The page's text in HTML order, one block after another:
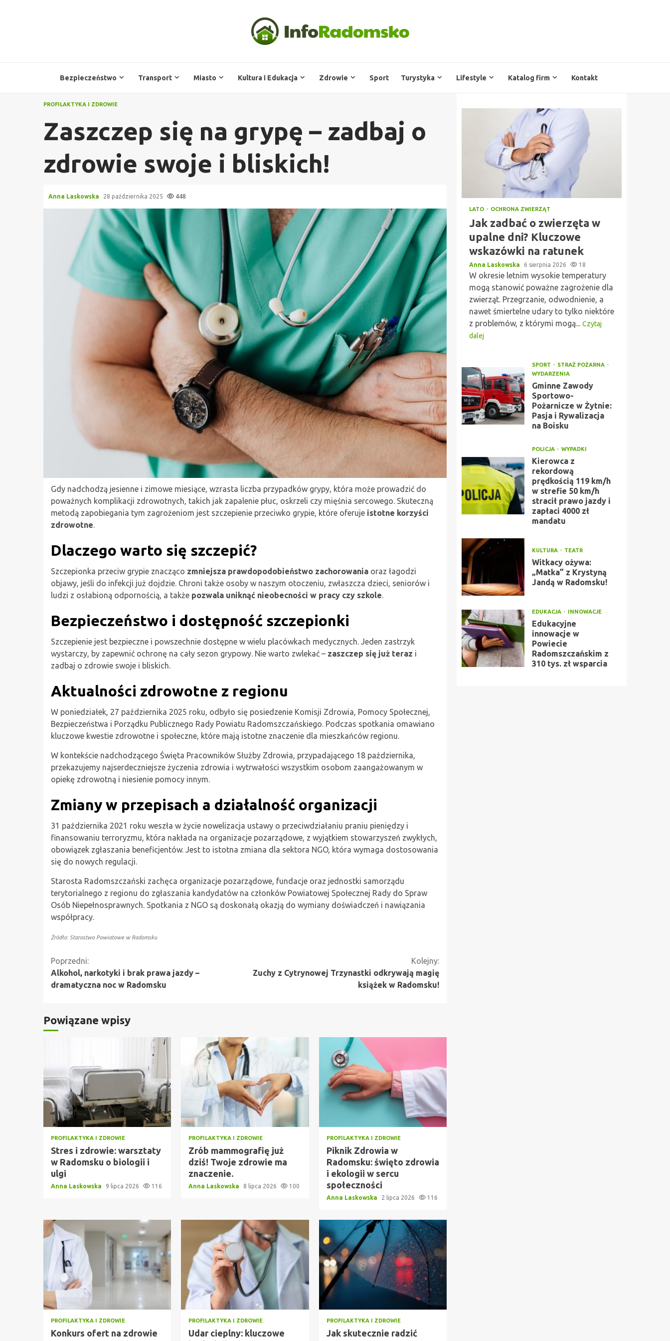
Bezpieczeństwo Transport Miasto Kultura i Edukacja Zdrowie Sport Turystyka Lifestyle Katalog firm Kontakt
PROFILAKTYKA I ZDROWIE
Zaszczep się na grypę – zadbaj o
zdrowie swoje i bliskich!
Anna Laskowska 28 października 2025 448
Gdy nadchodzą jesienne i zimowe miesiące, wzrasta liczba przypadków grypy, która może prowadzić do
poważnych komplikacji zdrowotnych, takich jak zapalenie płuc, oskrzeli czy mięśnia sercowego. Skuteczną
metodą zapobiegania tym zagrożeniom jest szczepienie przeciwko grypie, które oferuje istotne korzyści
zdrowotne
Dlaczego warto się szczepić?
Szczepionka przeciw grypie znacząco zmniejsza prawdopodobieństwo zachorowania oraz łagodzi
objawy, jeśli do infekcji już dojdzie. Chroni także osoby w naszym otoczeniu, zwłaszcza dzieci, seniorów i
ludzi z osłabioną odpornością, a także pozwala uniknąć nieobecności w pracy czy szkole
Bezpieczeństwo i dostępność szczepionki
Szczepienie jest bezpieczne i powszechnie dostępne w wielu placówkach medycznych. Jeden zastrzyk
wystarczy, by zapewnić ochronę na cały sezon grypowy. Nie warto zwlekać – zaszczep się już teraz i
zadbaj o zdrowie swoje i bliskich.
Aktualności zdrowotne z regionu
W poniedziałek, 27 października 2025 roku, odbyło się posiedzenie Komisji Zdrowia, Pomocy Społecznej,
Bezpieczeństwa i Porządku Publicznego Rady Powiatu Radomszczańskiego. Podczas spotkania omawiano
kluczowe kwestie zdrowotne i społeczne, które mają istotne znaczenie dla mieszkańców regionu.
W kontekście nadchodzącego Święta Pracowników Służby Zdrowia, przypadającego 18 października,
przekazujemy najserdeczniejsze życzenia zdrowia i wytrwałości wszystkim osobom zaangażowanym w
opiekę zdrowotną i niesienie pomocy innym.
Zmiany w przepisach a działalność organizacji
31 października 2021 roku weszła w życie nowelizacja ustawy o przeciwdziałaniu praniu pieniędzy i
finansowaniu terroryzmu, która nakłada na organizacje pozarządowe, z wyjątkiem stowarzyszeń zwykłych,
obowiązek zgłaszania beneficjentów. Jest to istotna zmiana dla sektora NGO, która wymaga dostosowania
się do nowych regulacji.
Starosta Radomszczański zachęca organizacje pozarządowe, fundacje oraz jednostki samorządu
terytorialnego z regionu do zgłaszania kandydatów na członków Powiatowej Społecznej Rady do Spraw
Osób Niepełnosprawnych. Spotkania z NGO są doskonałą okazją do wymiany doświadczeń i nawiązania
współpracy.
Źródło: Starostwo Powiatowe w Radomsku
Kontynuuj
czytanie
Poprzedni:
Alkohol, narkotyki i brak prawa jazdy –
dramatyczna noc w Radomsku
Kolejny:
Zuchy z Cytrynowej Trzynastki odkrywają magię
książek w Radomsku!
Powiązane wpisy
PROFILAKTYKA I ZDROWIE
Stres i zdrowie: warsztaty
w Radomsku o biologii i
ulgi
Anna Laskowska 9 lipca 2026 116
PROFILAKTYKA I ZDROWIE
Zrób mammografię już
dziś! Twoje zdrowie ma
znaczenie.
Anna Laskowska 8 lipca 2026 100
PROFILAKTYKA I ZDROWIE
Piknik Zdrowia w
Radomsku: święto zdrowia
i ekologii w sercu
społeczności
Anna Laskowska 2 lipca 2026 116
PROFILAKTYKA I ZDROWIE
Konkurs ofert na zdrowie
PROFILAKTYKA I ZDROWIE
Udar cieplny: kluczowe
PROFILAKTYKA I ZDROWIE
Jak skutecznie radzić
LATO OCHRONA ZWIERZĄT
Jak zadbać o zwierzęta w
upalne dni? Kluczowe
wskazówki na ratunek
Anna Laskowska 6 sierpnia 2026 18
W okresie letnim wysokie temperatury
mogą stanowić poważne zagrożenie dla
zwierząt. Przegrzanie, odwodnienie, a
nawet śmiertelne udary to tylko niektóre
z problemów, z którymi mogą... Czytaj
dalej
SPORT
STRAŻ POŻARNA
WYDARZENIA
Gminne Zawody
Sportowo-
Pożarnicze w Żytnie:
Pasja i Rywalizacja
na Boisku
POLICJA WYPADKI
Kierowca z
rekordową
prędkością 119 km/h
w strefie 50 km/h
stracił prawo jazdy i
zapłaci 4000 zł
mandatu
KULTURA TEATR
Witkacy ożywa:
„Matka” z Krystyną
Jandą w Radomsku!
EDUKACJA INNOWACJE
Edukacyjne
innowacje w
Powiecie
Radomszczańskim z
310 tys. zł wsparcia